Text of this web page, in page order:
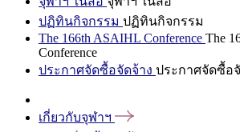
ปฏิทินกิจกรรม ปฏิทินกิจกรรม
The 166th ASAIHL Conference The
Conference
ประกาศจัดซื้อจัดจ้าง ประกาศจัดซื้อ
เกี่ยวกับจุฬาฯ